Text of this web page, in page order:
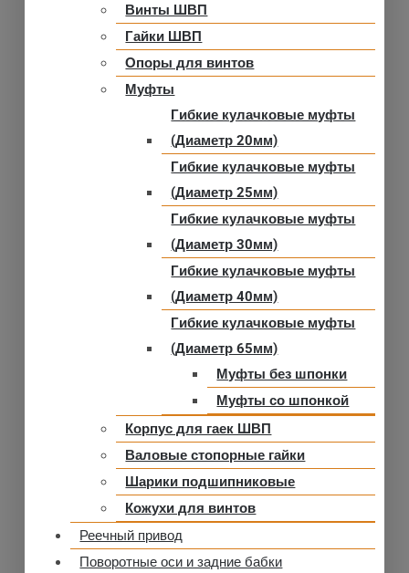
Винты ШВП
Гайки ШВП
Опоры для винтов
Муфты
Гибкие кулачковые муфты
(Диаметр 20мм)
Гибкие кулачковые муфты
(Диаметр 25мм)
Гибкие кулачковые муфты
(Диаметр 30мм)
Гибкие кулачковые муфты
(Диаметр 40мм)
Гибкие кулачковые муфты
(Диаметр 65мм)
Муфты без шпонки
Муфты со шпонкой
Корпус для гаек ШВП
Валовые стопорные гайки
Шарики подшипниковые
Кожухи для винтов
Реечный привод
Поворотные оси и задние бабки